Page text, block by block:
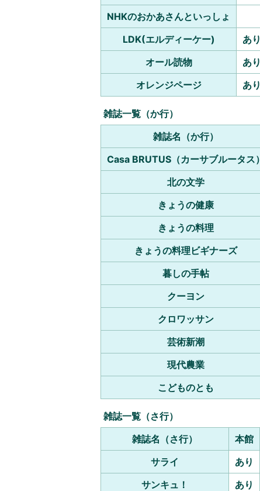
NHKのおかあさんといっしょ
LDK(エルディーケー)
あり
オール読物
あり
オレンジページ
あり
雑誌一覧（か行）
雑誌名（か行）
Casa BRUTUS（カーサブルータス）
北の文学
きょうの健康
きょうの料理
きょうの料理ビギナーズ
暮しの手帖
クーヨン
クロワッサン
芸術新潮
現代農業
こどものとも
雑誌一覧（さ行）
雑誌名（さ行） 本館
サライ
あり
サンキュ！
あり